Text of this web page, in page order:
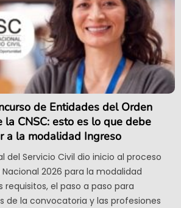
de Entidades del Orden
CNSC: esto es lo que debe
a la modalidad Ingreso
del Servicio Civil dio inicio al proceso
2026 para la modalidad
requisitos, el paso a paso para
de la convocatoria y las profesiones